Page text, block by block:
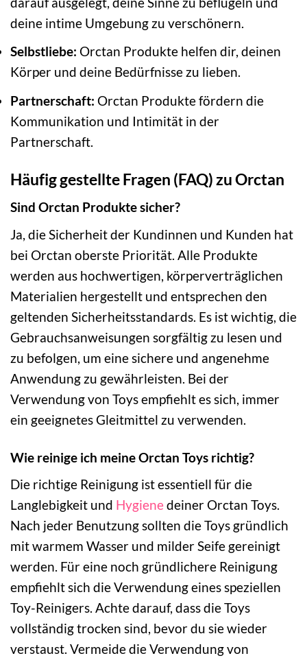
deine intime Umgebung zu verschönern.
Selbstliebe: Orctan Produkte helfen dir, deinen
Körper und deine Bedürfnisse zu lieben.
Partnerschaft: Orctan Produkte fördern die
Kommunikation und Intimität in der
Partnerschaft.
Häufig gestellte Fragen (FAQ) zu Orctan
Sind Orctan Produkte sicher?
Ja, die Sicherheit der Kundinnen und Kunden hat
bei Orctan oberste Priorität. Alle Produkte
werden aus hochwertigen, körperverträglichen
Materialien hergestellt und entsprechen den
geltenden Sicherheitsstandards. Es ist wichtig, die
Gebrauchsanweisungen sorgfältig zu lesen und
zu befolgen, um eine sichere und angenehme
Anwendung zu gewährleisten. Bei der
Verwendung von Toys empfiehlt es sich, immer
ein geeignetes Gleitmittel zu verwenden.
Wie reinige ich meine Orctan Toys richtig?
Die richtige Reinigung ist essentiell für die
Langlebigkeit und Hygienedeiner Orctan Toys.
Nach jeder Benutzung sollten die Toys gründlich
mit warmem Wasser und milder Seife gereinigt
werden. Für eine noch gründlichere Reinigung
empfiehlt sich die Verwendung eines speziellen
Toy-Reinigers. Achte darauf, dass die Toys
vollständig trocken sind, bevor du sie wieder
verstaust. Vermeide die Verwendung von